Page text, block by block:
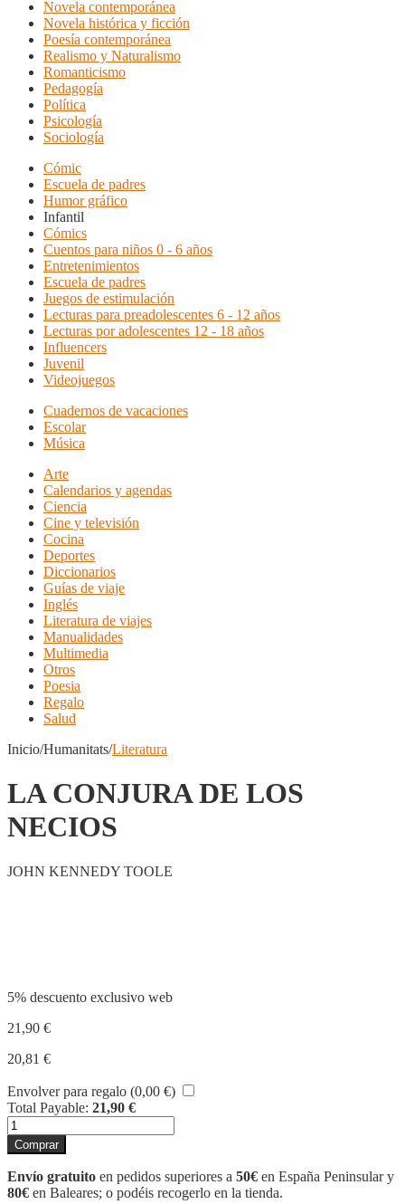
Novela contemporánea
Novela histórica y ficción
Poesía contemporánea
Realismo y Naturalismo
Romanticismo
Pedagogía
Política
Psicología
Sociología
Cómic
Escuela de padres
Humor gráfico
Infantil
Cómics
Cuentos para niños 0 - 6 años
Entretenimientos
Escuela de padres
Juegos de estimulación
Lecturas para preadolescentes 6 - 12 años
Lecturas por adolescentes 12 - 18 años
Influencers
Juvenil
Videojuegos
Cuadernos de vacaciones
Escolar
Música
Arte
Calendarios y agendas
Ciencia
Cine y televisión
Cocina
Deportes
Diccionarios
Guías de viaje
Inglés
Literatura de viajes
Manualidades
Multimedia
Otros
Poesia
Regalo
Salud
Inicio/Humanitats/Literatura
LA CONJURA DE LOS
NECIOS
JOHN KENNEDY TOOLE
5% descuento exclusivo web
21,90 €
20,81 €
Envolver para regalo (0,00 €)
Total Payable: 21,90 €
LA
CONJURA
DE
LOS
NECIOS
Comprar
Envío gratuito en pedidos superiores a 50€ en España Peninsular y
80€ en Baleares; o podéis recogerlo en la tienda.